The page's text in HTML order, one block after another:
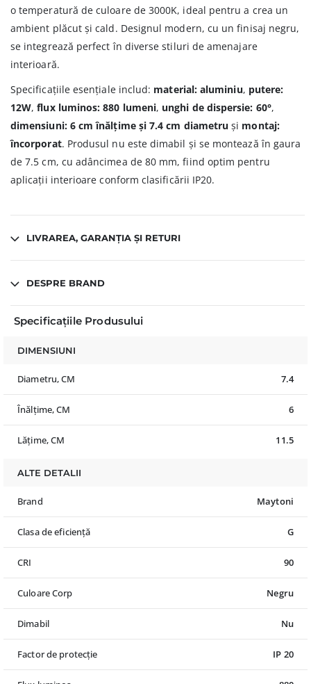
o temperatură de culoare de 3000K, ideal pentru a crea un
ambient plăcut și cald. Designul modern, cu un finisaj negru,
se integrează perfect în diverse stiluri de amenajare
interioară.
Specificațiile esențiale includ: material: aluminiu, putere:
12W,flux luminos: 880 lumeni, unghi de dispersie: 60°,
dimensiuni: 6 cm înălțime și 7.4 cm diametru și montaj:
încorporat. Produsul nu este dimabil și se montează în gaura
de 7.5 cm, cu adâncimea de 80 mm, fiind optim pentru
aplicații interioare conform clasificării IP20.
LIVRAREA, GARANȚIA ȘI RETURI
DESPRE BRAND
Specificațiile Produsului
DIMENSIUNI
Diametru, CM 7.4
Înălțime, CM 6
Lățime, CM 11.5
ALTE DETALII
Brand Maytoni
Clasa de eficiență G
CRI 90
Culoare Corp Negru
Dimabil Nu
Factor de protecție IP 20